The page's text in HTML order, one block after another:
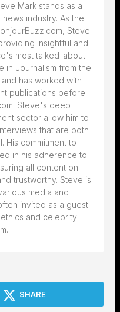
Mark stands as a
industry. As the
Steve
insightful and
most talked-about
in Journalism from the
has worked with
publications before
Steve's deep
sector allow him to
that are both
His commitment to
in his adherence to
all content on
trustworthy. Steve is
media and
invited as a guest
and celebrity
SHARE